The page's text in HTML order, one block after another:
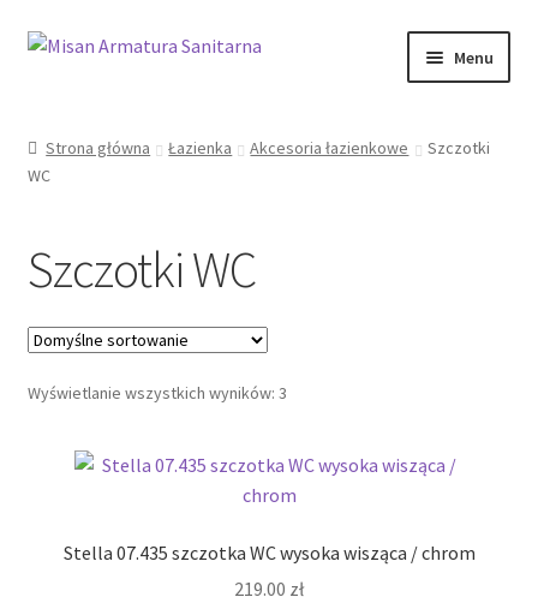
Przejdź
Przejdź
Menu
Moje konto
Strona główna Łazienka Akcesoria łazienkowe
Szczotki
WC
Szczotki WC
Wyświetlanie wszystkich wyników: 3
Stella 07.435 szczotka WC wysoka wisząca / chrom
219.00 zł